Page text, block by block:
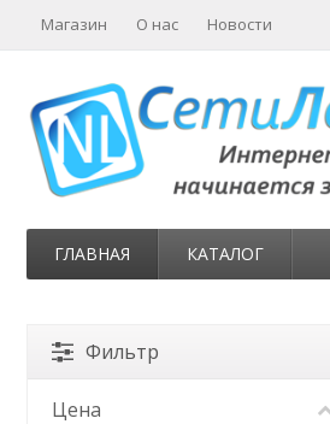
Магазин О нас Новости
ГЛАВНАЯ КАТАЛОГ
Фильтр
Цена